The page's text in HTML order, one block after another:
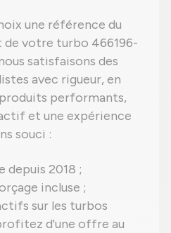
une référence du
de votre turbo 466196-
satisfaisons des
avec rigueur, en
performants,
et une expérience
souci :
depuis 2018 ;
incluse ;
sur les turbos
d'une offre au